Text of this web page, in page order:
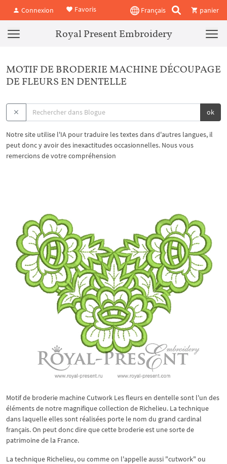
Connexion Favoris Français panier
Royal Present Embroidery
MOTIF DE BRODERIE MACHINE DÉCOUPAGE
DE FLEURS EN DENTELLE
ok
Notre site utilise l'IA pour traduire les textes dans d'autres langues, il
peut donc y avoir des inexactitudes occasionnelles. Nous vous
remercions de votre compréhension
Motif de broderie machine Cutwork Les fleurs en dentelle sont l'un des
éléments de notre magnifique collection de Richelieu. La technique
dans laquelle elles sont réalisées porte le nom du grand cardinal
français. On peut donc dire que cette broderie est une sorte de
patrimoine de la France.
La technique Richelieu, ou comme on l'appelle aussi "cutwork" ou